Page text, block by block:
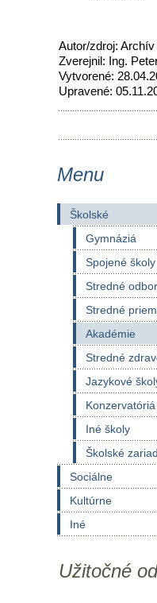
Autor/zdroj: Archív
Zverejnil: Ing.
Vytvorené:
Upravené:
Menu
Školské
Gymnáziá
Spojené školy
Stredné
Stredné
Akadémie
Stredné
Jazykové
Konzervatóriá
Iné školy
Školské
Sociálne
Kultúrne
Iné
Užitočné